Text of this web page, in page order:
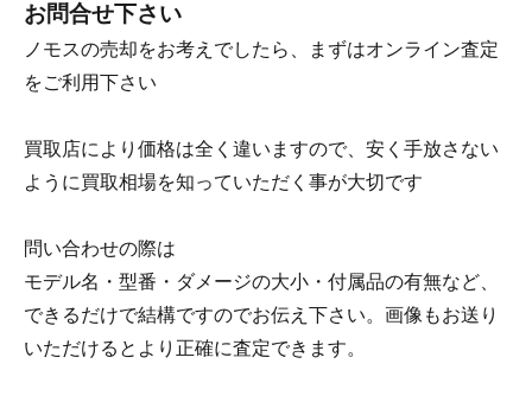
お問合せ下さい
ノモスの売却をお考えでしたら、まずはオンライン査定
をご利用下さい
買取店により価格は全く違いますので、安く手放さない
ように買取相場を知っていただく事が大切です
問い合わせの際は
モデル名・型番・ダメージの大小・付属品の有無など、
できるだけで結構ですのでお伝え下さい。画像もお送り
いただけるとより正確に査定できます。